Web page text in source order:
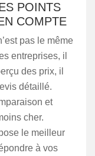
POINTS
COMPTE
pas le même
entreprises, il
des prix, il
détaillé.
et
cher.
le meilleur
à vos